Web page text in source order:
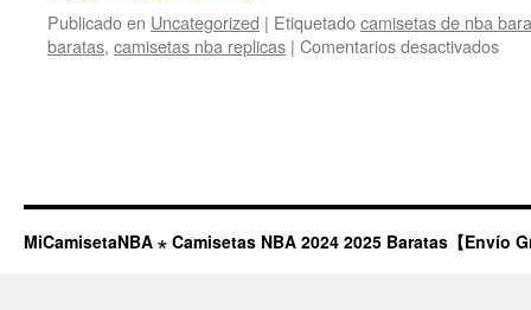
Publicado en Uncategorized | Etiquetadocamisetas de nba
baratas, camisetas nba replicas | Comentarios desactivadosen
MiCamisetaNBA ⋆ Camisetas NBA 2024 2025 Baratas【Envío